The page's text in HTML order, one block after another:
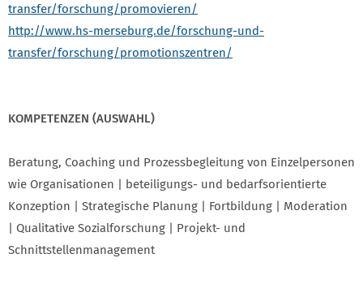
transfer/forschung/promovieren/
http://www.hs-merseburg.de/forschung-und-
transfer/forschung/promotionszentren/
KOMPETENZEN (AUSWAHL)
Beratung, Coaching und Prozessbegleitung von Einzelpersonen
wie Organisationen | beteiligungs- und bedarfsorientierte
Konzeption | Strategische Planung | Fortbildung | Moderation
| Qualitative Sozialforschung | Projekt- und
Schnittstellenmanagement